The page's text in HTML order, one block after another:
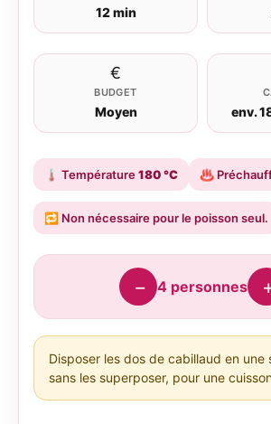
12 min
€
BUDGET
Moyen env.
🌡️ Température180 °C ♨️
🔁 Non nécessaire pour le poisson seul.
− 4 personnes
Disposer les dos de cabillaud en une
sans les superposer, pour une